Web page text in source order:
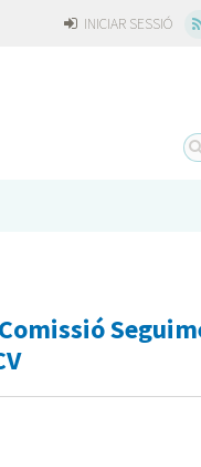
INICIAR SESSIÓ